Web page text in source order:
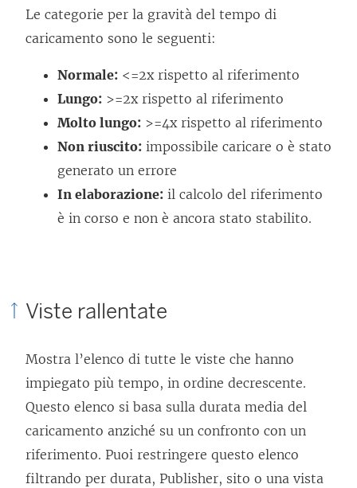
Le categorie per la gravità del tempo di
caricamento sono le seguenti:
Normale: <=2x rispetto al riferimento
Lungo: >=2x rispetto al riferimento
Molto lungo: >=4x rispetto al riferimento
Non riuscito: impossibile caricare o è stato
generato un errore
In elaborazione: il calcolo del riferimento
è in corso e non è ancora stato stabilito.
Viste rallentate
Mostra l’elenco di tutte le viste che hanno
impiegato più tempo, in ordine decrescente.
Questo elenco si basa sulla durata media del
caricamento anziché su un confronto con un
riferimento. Puoi restringere questo elenco
filtrando per durata, Publisher, sito o una vista